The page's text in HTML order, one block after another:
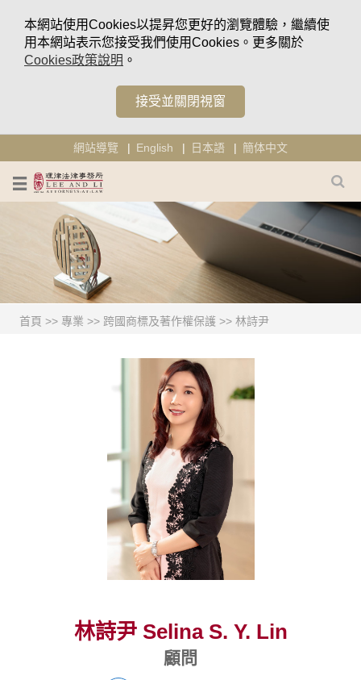
本網站使用Cookies以提昇您更好的瀏覽體驗，繼續使
用本網站表示您接受我們使用Cookies。更多關於
Cookies政策說明 。
接受並關閉視窗
網站導覽 English 日本語 簡体中文
首頁 >> 專業 >> 跨國商標及著作權保護 >> 林詩尹
林詩尹 Selina S. Y. Lin
顧問